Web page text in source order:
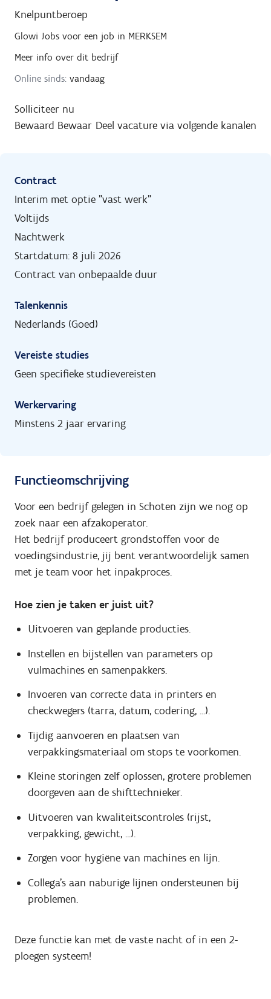
Knelpuntberoep
Glowi Jobs voor een job in MERKSEM
Meer info over dit bedrijf
Online sinds: vandaag
Solliciteer nu
Bewaard Bewaar Deel vacature via volgende kanalen
Contract
Interim met optie "vast werk"
Voltijds
Nachtwerk
Startdatum: 8 juli 2026
Contract van onbepaalde duur
Talenkennis
Nederlands (Goed)
Vereiste studies
Geen specifieke studievereisten
Werkervaring
Minstens 2 jaar ervaring
Functieomschrijving
Voor een bedrijf gelegen in Schoten zijn we nog op
zoek naar een afzakoperator.
Het bedrijf produceert grondstoffen voor de
voedingsindustrie, jij bent verantwoordelijk samen
met je team voor het inpakproces.
Hoe zien je taken er juist uit?
Uitvoeren van geplande producties.
Instellen en bijstellen van parameters op
vulmachines en samenpakkers.
Invoeren van correcte data in printers en
checkwegers (tarra, datum, codering, ...).
Tijdig aanvoeren en plaatsen van
verpakkingsmateriaal om stops te voorkomen.
Kleine storingen zelf oplossen, grotere problemen
doorgeven aan de shifttechnieker.
Uitvoeren van kwaliteitscontroles (rijst,
verpakking, gewicht, ...).
Zorgen voor hygiëne van machines en lijn.
Collega’s aan naburige lijnen ondersteunen bij
problemen.
Deze functie kan met de vaste nacht of in een 2-
ploegen systeem!